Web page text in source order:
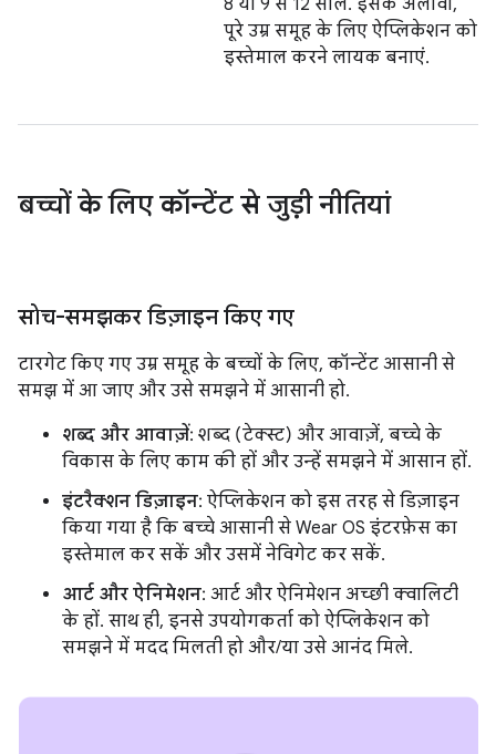
पूरे उम्र समूह के लिए ऐप्लिकेशन को
इस्तेमाल करने लायक बनाएं.
बच्चों के लिए कॉन्टेंट से जुड़ी नीतियां
सोच-समझकर डिज़ाइन किए गए
टारगेट किए गए उम्र समूह के बच्चों के लिए, कॉन्टेंट आसानी से
समझ में आ जाए और उसे समझने में आसानी हो.
शब्द और आवाज़ें: शब्द (टेक्स्ट) और आवाज़ें, बच्चे के
विकास के लिए काम की हों और उन्हें समझने में आसान हों.
इंटरैक्शन डिज़ाइन: ऐप्लिकेशन को इस तरह से डिज़ाइन
किया गया है कि बच्चे आसानी से Wear OS इंटरफ़ेस का
इस्तेमाल कर सकें और उसमें नेविगेट कर सकें.
आर्ट और ऐनिमेशन: आर्ट और ऐनिमेशन अच्छी क्वालिटी
के हों. साथ ही, इनसे उपयोगकर्ता को ऐप्लिकेशन को
समझने में मदद मिलती हो और/या उसे आनंद मिले.